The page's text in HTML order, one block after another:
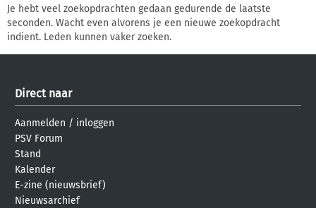
Je hebt veel zoekopdrachten gedaan gedurende de laatste
seconden. Wacht even alvorens je een nieuwe zoekopdracht
indient. Leden kunnen vaker zoeken.
Direct naar
Aanmelden / inloggen
PSV Forum
Stand
Kalender
E-zine (nieuwsbrief)
Nieuwsarchief